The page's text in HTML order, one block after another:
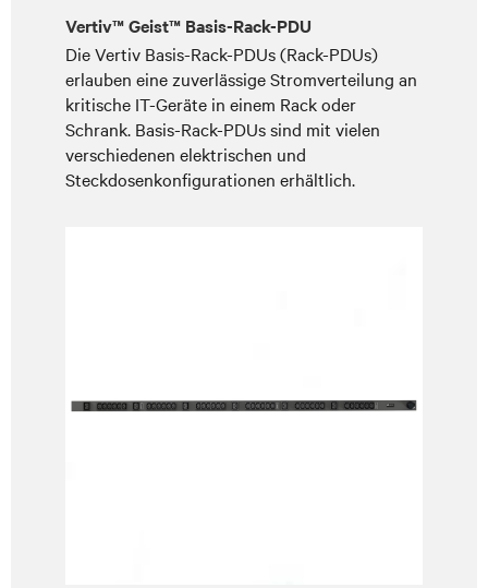
Vertiv™ Geist™ Basis-Rack-PDU
Die Vertiv Basis-Rack-PDUs (Rack-PDUs)
erlauben eine zuverlässige Stromverteilung an
kritische IT-Geräte in einem Rack oder
Schrank. Basis-Rack-PDUs sind mit vielen
verschiedenen elektrischen und
Steckdosenkonfigurationen erhältlich.